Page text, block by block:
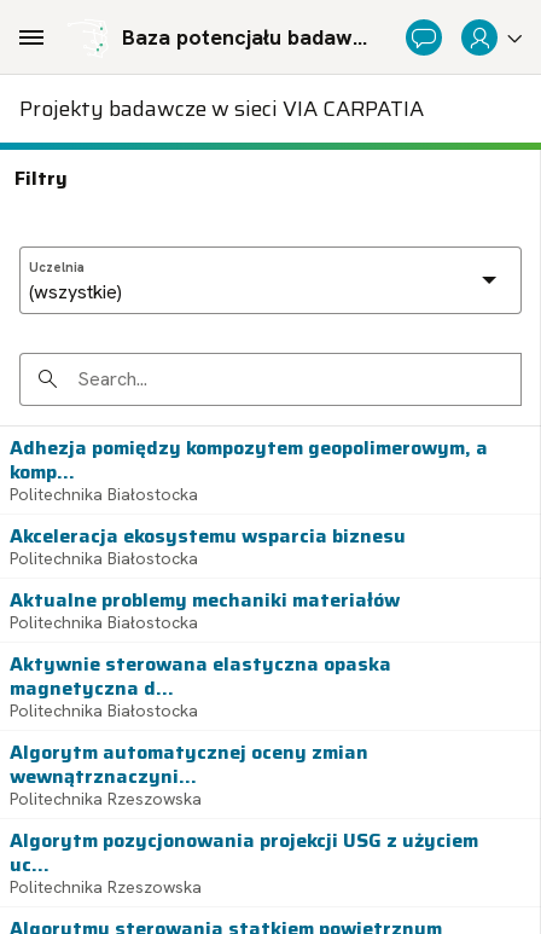
Baza potencjału badawczego Politechnicznej Sieci Via Carpatia im. Prezydenta RP Lecha Kaczyńskiego
Projekty badawcze w sieci VIA CARPATIA
Filtry
Uczelnia
Search
Adhezja pomiędzy kompozytem geopolimerowym, a
komp...
Politechnika Białostocka
Akceleracja ekosystemu wsparcia biznesu
Politechnika Białostocka
Aktualne problemy mechaniki materiałów
Politechnika Białostocka
Aktywnie sterowana elastyczna opaska
magnetyczna d...
Politechnika Białostocka
Algorytm automatycznej oceny zmian
wewnątrznaczyni...
Politechnika Rzeszowska
Algorytm pozycjonowania projekcji USG z użyciem
uc...
Politechnika Rzeszowska